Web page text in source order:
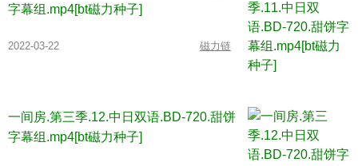
字幕组.mp4[bt磁力种子]
2022-03-22 磁力链
一间房.第三季.12.中日双语.BD-720.甜饼
字幕组.mp4[bt磁力种子]